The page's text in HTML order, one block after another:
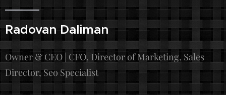
Radovan Daliman
Owner & CEO | CFO, Director of Marketing, Sales
Director, Seo Specialist